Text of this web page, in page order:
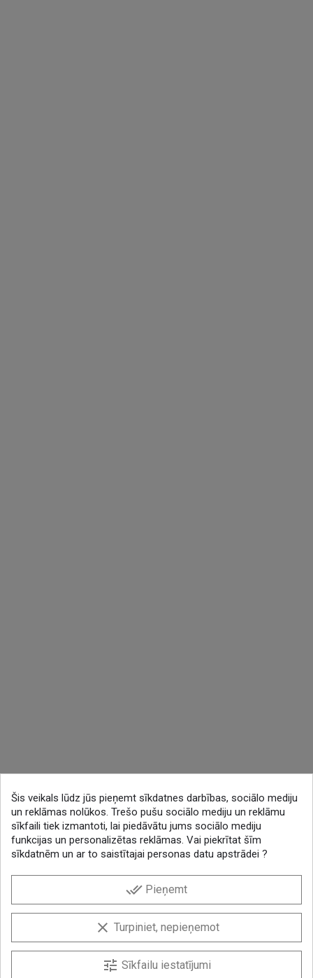
Šis veikals lūdz jūs pieņemt sīkdatnes darbības, sociālo mediju
un reklāmas nolūkos. Trešo pušu sociālo mediju un reklāmu
sīkfaili tiek izmantoti, lai piedāvātu jums sociālo mediju
funkcijas un personalizētas reklāmas. Vai piekrītat šīm
sīkdatnēm un ar to saistītajai personas datu apstrādei ?
done_all Pieņemt
clear Turpiniet, nepieņemot
tune Sīkfailu iestatījumi